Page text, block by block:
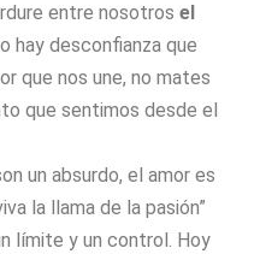
entre nosotros el
hay desconfianza que
que nos une, no mates
que sentimos desde el
un absurdo, el amor es
la llama de la pasión”
límite y un control. Hoy